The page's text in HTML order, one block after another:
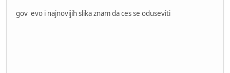
gov evo i najnovijih slika znam da ces se oduseviti